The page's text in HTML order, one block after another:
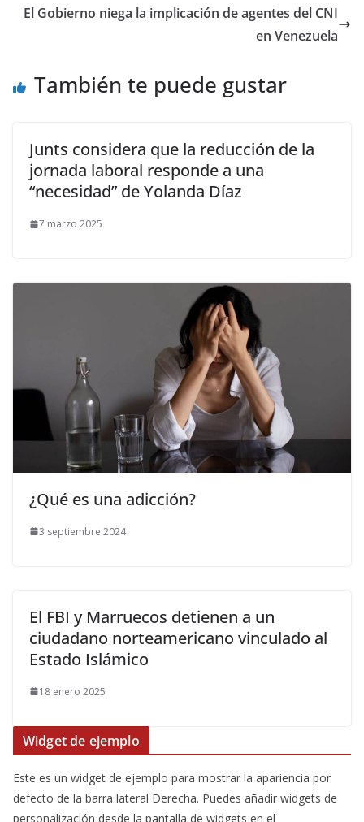
El Gobierno niega la implicación de agentes del CNI
en Venezuela
También te puede gustar
Junts considera que la reducción de la
jornada laboral responde a una
“necesidad” de Yolanda Díaz
7 marzo 2025
¿Qué es una adicción?
3 septiembre 2024
El FBI y Marruecos detienen a un
ciudadano norteamericano vinculado al
Estado Islámico
18 enero 2025
Widget de ejemplo
Este es un widget de ejemplo para mostrar la apariencia por
defecto de la barra lateral Derecha. Puedes añadir widgets de
personalización desde la pantalla de widgets en el